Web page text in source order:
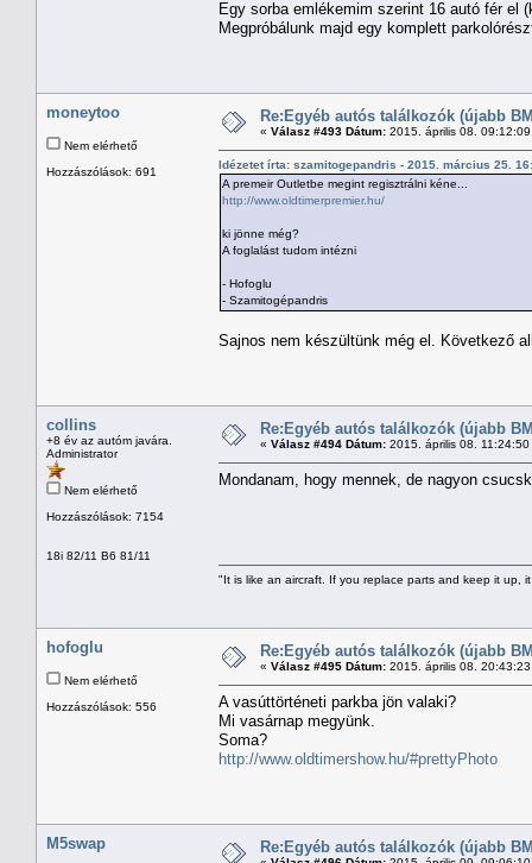
Egy sorba emlékemim szerint 16 autó fér el
Megpróbálunk majd egy komplett
moneytoo
Nem elérhető
Hozzászólások: 691
Re:Egyéb autós találkozók (újabb
« Válasz #493 Dátum: 2015. április 08.
Idézetet írta: szamitogepandris - 2015. március 25.
A premeir Outletbe megint regisztrálni kéne...
http://www.oldtimerpremier.hu/
ki jönne még?
A foglalást tudom intézni
- Hofoglu
- Szamitogépandris
Sajnos nem készültünk még el. Következő
collins
+8 év az autóm javára.
Administrator
Nem elérhető
Hozzászólások: 7154
18i 82/11 B6 81/11
Re:Egyéb autós találkozók (újabb
« Válasz #494 Dátum: 2015. április 08. 11:24:50
Mondanam, hogy mennek, de nagyon
"It is like an aircraft. If you replace parts and keep it up,
hofoglu
Nem elérhető
Hozzászólások: 556
Re:Egyéb autós találkozók (újabb
« Válasz #495 Dátum: 2015. április 08.
A vasúttörténeti parkba jön valaki?
Mi vasárnap megyünk.
Soma?
http://www.oldtimershow.hu/#prettyPhoto
M5swap Re:Egyéb autós találkozók (újabb